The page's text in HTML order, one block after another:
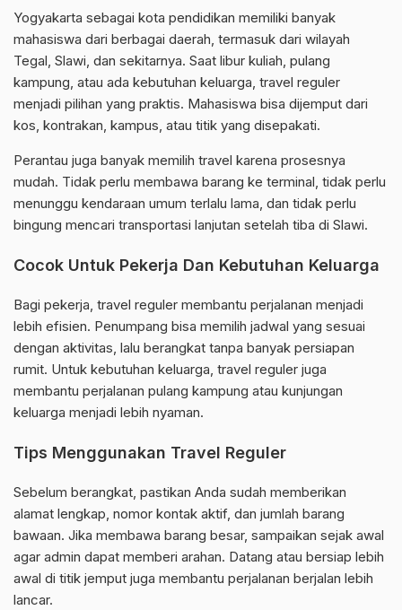
Yogyakarta sebagai kota pendidikan memiliki banyak
mahasiswa dari berbagai daerah, termasuk dari wilayah
Tegal, Slawi, dan sekitarnya. Saat libur kuliah, pulang
kampung, atau ada kebutuhan keluarga, travel reguler
menjadi pilihan yang praktis. Mahasiswa bisa dijemput dari
kos, kontrakan, kampus, atau titik yang disepakati.
Perantau juga banyak memilih travel karena prosesnya
mudah. Tidak perlu membawa barang ke terminal, tidak perlu
menunggu kendaraan umum terlalu lama, dan tidak perlu
bingung mencari transportasi lanjutan setelah tiba di Slawi.
Cocok Untuk Pekerja Dan Kebutuhan Keluarga
Bagi pekerja, travel reguler membantu perjalanan menjadi
lebih efisien. Penumpang bisa memilih jadwal yang sesuai
dengan aktivitas, lalu berangkat tanpa banyak persiapan
rumit. Untuk kebutuhan keluarga, travel reguler juga
membantu perjalanan pulang kampung atau kunjungan
keluarga menjadi lebih nyaman.
Tips Menggunakan Travel Reguler
Sebelum berangkat, pastikan Anda sudah memberikan
alamat lengkap, nomor kontak aktif, dan jumlah barang
bawaan. Jika membawa barang besar, sampaikan sejak awal
agar admin dapat memberi arahan. Datang atau bersiap lebih
awal di titik jemput juga membantu perjalanan berjalan lebih
lancar.